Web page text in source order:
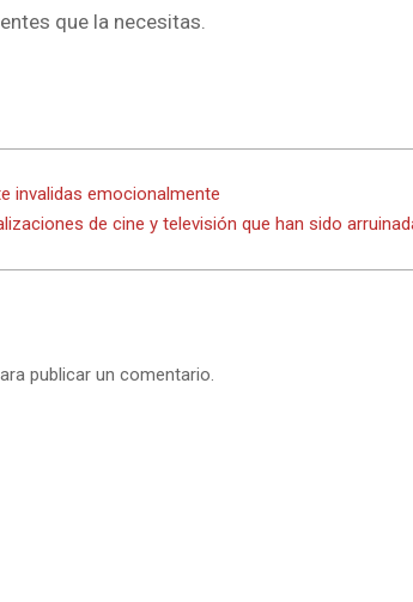
que la necesitas.
invalidas emocionalmente
de cine y televisión que han sido
publicar un comentario.